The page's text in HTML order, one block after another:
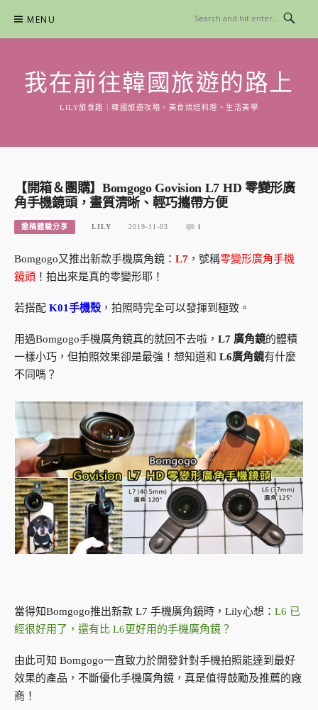
content
MENU
我在前往韓國旅遊的路上
LILY旅食趣｜韓國旅遊攻略。美食烘焙料理。生活美學
【開箱＆團購】Bomgogo Govision L7 HD 零變形廣
角手機鏡頭，畫質清晰、輕巧攜帶方便
邀稿體驗分享 LILY 2019-11-03 1
Bomgogo又推出新款手機廣角鏡： L7 ，號稱零變形廣角手機
鏡頭 ！拍出來是真的零變形耶！
若搭配 K01手機殼 ，拍照時完全可以發揮到極致。
用過Bomgogo手機廣角鏡真的就回不去啦， L7 廣角鏡的體積
一樣小巧，但拍照效果卻是最強！想知道和 L6廣角鏡有什麼
不同嗎？
當得知Bomgogo推出新款 L7 手機廣角鏡時，Lily心想： L6 已
經很好用了，還有比 L6更好用的手機廣角鏡？
由此可知 Bomgogo一直致力於開發針對手機拍照能達到最好
效果的產品，不斷優化手機廣角鏡，真是值得鼓勵及推薦的廠
商！